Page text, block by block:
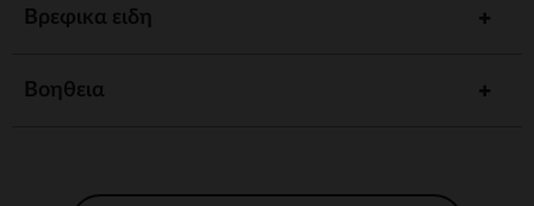
Βρεφικα ειδη
Βοηθεια